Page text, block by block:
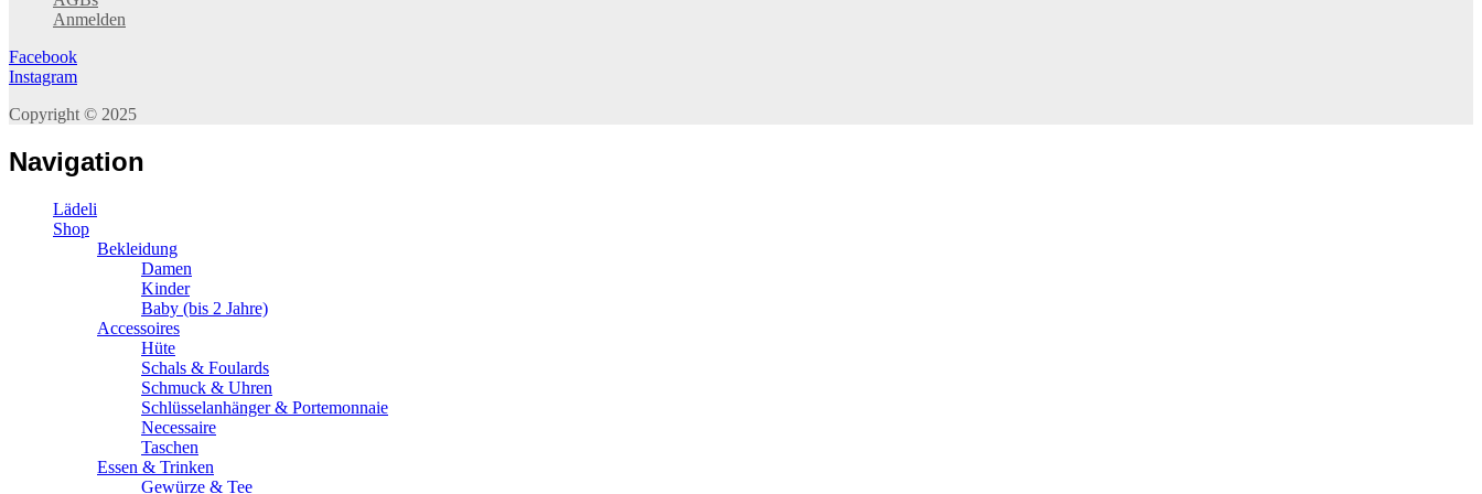
Anmelden
Facebook
Instagram
Copyright © 2025
Navigation
Lädeli
Shop
Bekleidung
Damen
Kinder
Baby (bis 2 Jahre)
Accessoires
Hüte
Schals & Foulards
Schmuck & Uhren
Schlüsselanhänger & Portemonnaie
Necessaire
Taschen
Essen & Trinken
Gewürze & Tee